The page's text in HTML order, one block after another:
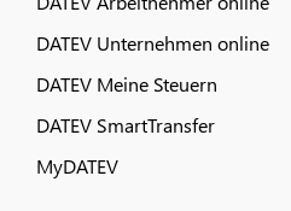
DATEV Unternehmen online
DATEV Meine Steuern
DATEV SmartTransfer
MyDATEV